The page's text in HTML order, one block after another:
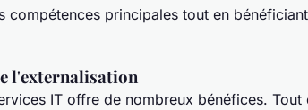
compétences principales tout en
l'externalisation
IT offre de nombreux bénéfices.